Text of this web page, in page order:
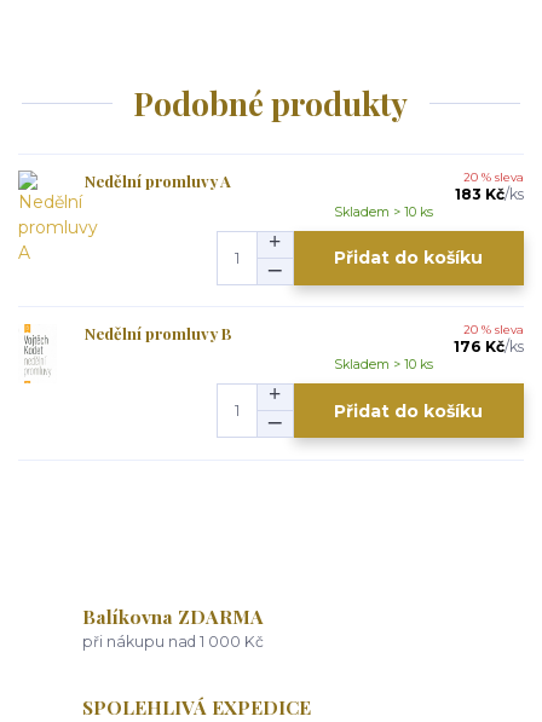
Podobné produkty
Nedělní promluvy A 20 % sleva
183 Kč/ks
Skladem > 10 ks
Přidat do košíku
Nedělní promluvy B 20 % sleva
176 Kč/ks
Skladem > 10 ks
Přidat do košíku
Balíkovna ZDARMA
při nákupu nad 1 000 Kč
SPOLEHLIVÁ EXPEDICE